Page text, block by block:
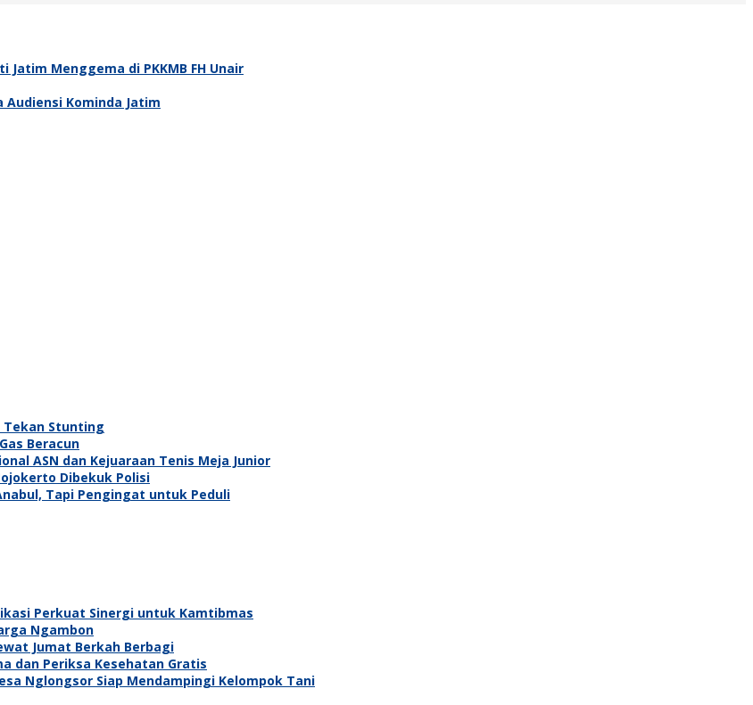
Menggema di PKKMB FH Unair
Kominda Jatim
Tekan Stunting
Beracun
ASN dan Kejuaraan Tenis Meja Junior
Dibekuk Polisi
Tapi Pengingat untuk Peduli
Perkuat Sinergi untuk Kamtibmas
Ngambon
Jumat Berkah Berbagi
dan Periksa Kesehatan Gratis
Nglongsor Siap Mendampingi Kelompok Tani